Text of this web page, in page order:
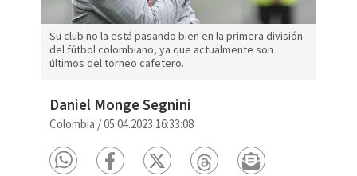
Su club no la está pasando bien en la primera división
del fútbol colombiano, ya que actualmente son
últimos del torneo cafetero.
Daniel Monge Segnini
Colombia /05.04.2023 16:33:08